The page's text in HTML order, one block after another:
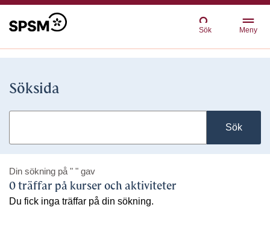
Sök Meny
Söksida
Sök
Din sökning på " " gav
0 träffar på kurser och aktiviteter
Du fick inga träffar på din sökning.